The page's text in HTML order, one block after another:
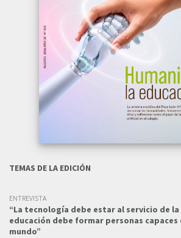
TEMAS DE LA EDICIÓN
ENTREVISTA
“La tecnología debe estar al servicio de la
educación debe formar personas capaces
mundo”